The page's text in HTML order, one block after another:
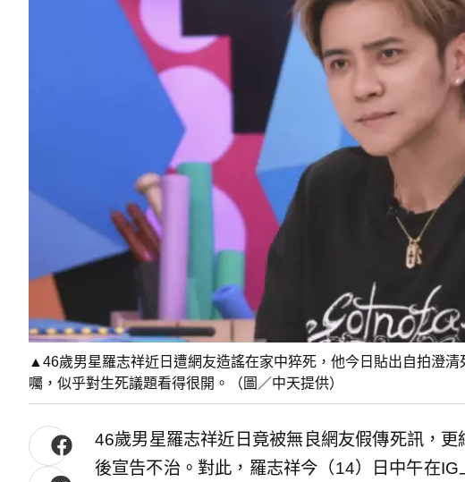
▲46歲男星羅志祥近日遭網友造謠在家中猝死，他今日貼出自拍澄
囑，似乎對生死議題看得很開。（圖／中天提供）
46歲男星羅志祥近日竟被無良網友假傳死訊，
後宣告不治。對此，羅志祥今（14）日中午在